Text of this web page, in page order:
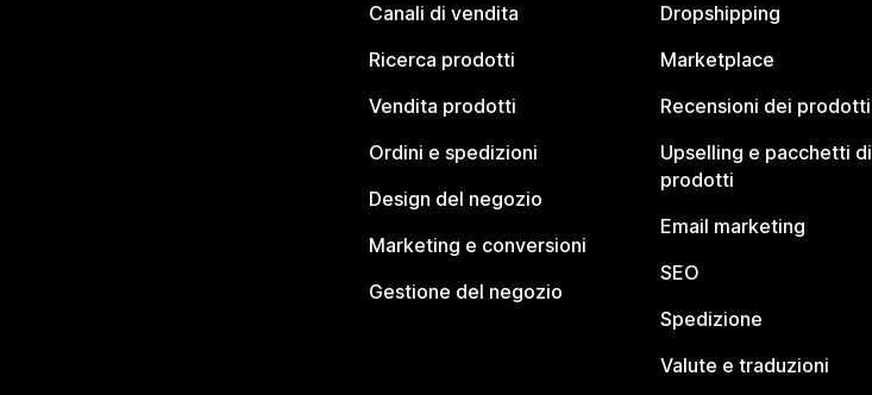
Canali di vendita
Ricerca prodotti
Vendita prodotti
Ordini e spedizioni
Design del negozio
Marketing e conversioni
Gestione del negozio
Dropshipping
Marketplace
Recensioni dei prodotti
Upselling e pacchetti di
prodotti
Email marketing
SEO
Spedizione
Valute e traduzioni